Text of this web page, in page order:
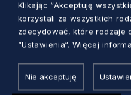
Tygodnia Testowania
w godz. 9.00-15.00.
ul. Bolesława
Klikając “Akceptuję
korzystali ze wszystkich
zdecydować, które rodzaje
“Ustawienia“. Więcej
Nie akceptuję